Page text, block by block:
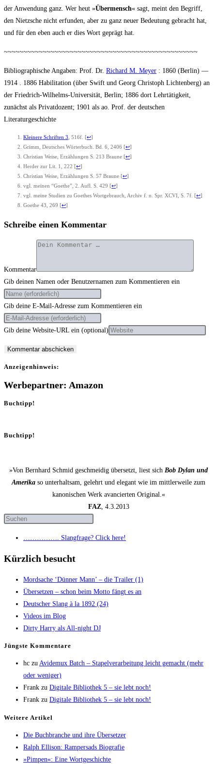
der Anwen­dung ganz. Wer heut »Über­mensch« sagt, meint den Begriff,
den Nietz­sche nicht erfun­den, aber zu ganz neu­er Bedeu­tung gebracht hat,
und für den eben auch er dies Wort geprägt hat.
~~~~~~~~~~~~~~~~~~~~~~~~~~~~~~~~~~~~~~~~~~~~~~~~~~
Biblio­gra­phi­sche Anga­ben: Prof. Dr. Richard M. Mey­er : 1860 (Ber­lin) —
1914 . 1886 Habi­li­ta­ti­on (über Swift und Georg Chris­toph Lich­ten­berg) an
der Fried­rich-Wil­helms-Uni­ver­si­tät, Ber­lin; 1886 dort Lehr­tä­tig­keit,
zunächst als Pri­vat­do­zent; 1901 als ao. Prof. der deut­schen
Literaturgeschichte
Klei­ne­re Schrif­ten 3 , 516f. [↩]
Grimm, Deut­sches Wör­ter­buch. Bd. 6, 2406 [↩]
Chris­ti­an Wei­se, Erzäh­lun­gen S. 213 Brau­ne [↩]
Her­der zur Lit. 1, 222 [↩]
Chris­ti­an Wei­se, Erzäh­lun­gen S. 57 Brau­ne [↩]
vgl. mei­nen “Goe­the”, 2. Aufl. S. 429 [↩]
vgl. mei­ne Stu­di­en zu Goe­thes Wort­ge­brauch, Archiv f. n. Spr. XCVI, S. 7f. [↩]
Goe­the 43, 269 [↩]
Schreibe einen Kommentar
Kommentar
Gib deinen Namen oder Benutzernamen zum Kommentieren ein
Gib deine E-Mail-Adresse zum Kommentieren ein
Gib deine Website-URL ein (optional)
Anzei­gen­hin­weis:
Werbepartner: Amazon
Buchtipp!
Buchtipp!
»Von Bernhard Schmid geschmeidig übersetzt, liest sich Bob Dylan und
Amerika so unterhaltsam, gelehrt und elegant wie im mittlerweile zum
kanonischen Werk avancierten Original.«
FAZ, 4.3.2013
……………. Slang­fra­ge? Click here!
Kürzlich besucht
Mord­sa­che ‘Dün­ner Mann’ – die Trai­ler (1)
Über­set­zen – schon beim Mot­to fängt es an
Deut­scher Slang à la 1892 (24)
Vide­os im Blog
Dir­ty Har­ry als All-night DJ
Jüngs­te Kommentare
hc zu Avi­de­mux Batch – Sta­pel­ver­ar­bei­tung leicht gemacht (mehr
oder weniger)
Frank zu Digi­ta­le Biblio­thek 5 – sie lebt noch!
Frank zu Digi­ta­le Biblio­thek 5 – sie lebt noch!
Wei­te­re Artikel
Die Buch­bran­che und ihre Übersetzer
Ralph Elli­son: Ram­pers­ads Biografie
»Pim­pen«: Eine Wortgeschichte